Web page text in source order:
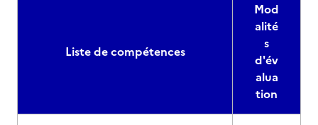
Liste de compétences
Mod
alité
s
d'év
alua
tion